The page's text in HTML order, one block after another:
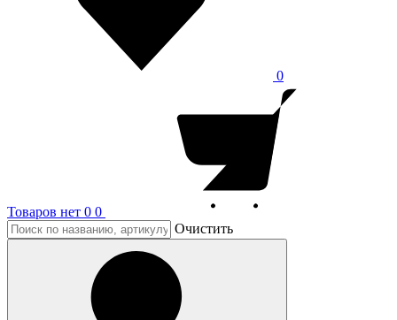
0
Товаров нет 0 0
Очистить